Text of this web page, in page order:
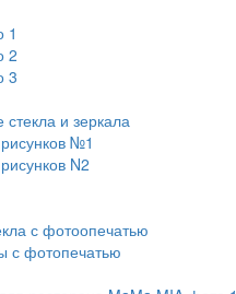
1
2
3
и зеркала
№1
N2
с фотоопечатью
с фотопечатью